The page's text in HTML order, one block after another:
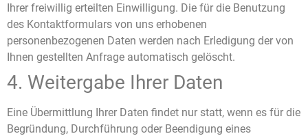
Ihrer freiwillig erteilten Einwilligung. Die für die Benutzung
des Kontaktformulars von uns erhobenen
personenbezogenen Daten werden nach Erledigung der von
Ihnen gestellten Anfrage automatisch gelöscht.
4. Weitergabe Ihrer Daten
Eine Übermittlung Ihrer Daten findet nur statt, wenn es für die
Begründung, Durchführung oder Beendigung eines